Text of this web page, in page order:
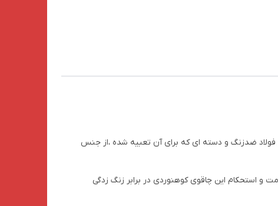
از جنس فولاد ضدزنگ و دسته ای که برای آن تعبیه شده ،از جنس
و استحکام این چاقوی کوهنوردی در برابر زنگ زدگی